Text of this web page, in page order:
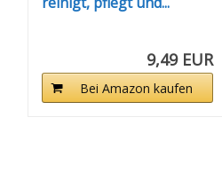
9,49 EUR
Bei Amazon kaufen